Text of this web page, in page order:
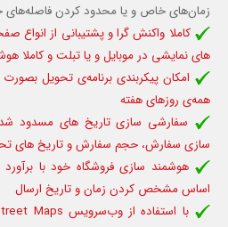
زمان‌های خاص و یا محدود کردن فاصله‌های
کاملا واکنش گرا و پشتیبانی از انواع
های نمایشی در موبایل و یا تبلت و کاملا
امکان پیکربندی برنامه‌ی تحویل
همه‌ی روزهای هفته
سفارشی سازی تاریخ های مسدود
سازی سفارش، حجم سفارش و تاریخ های
هوشمند سازی فروشگاه خود با
اساس مشخص کردن زمان و تاریخ ارسال